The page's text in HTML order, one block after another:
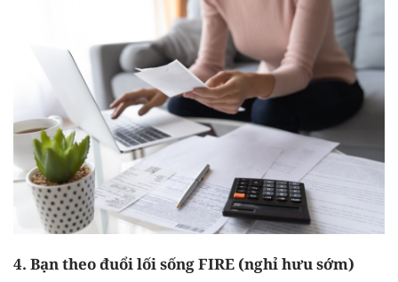
4. Bạn theo đuổi lối sống FIRE (nghỉ hưu sớm)